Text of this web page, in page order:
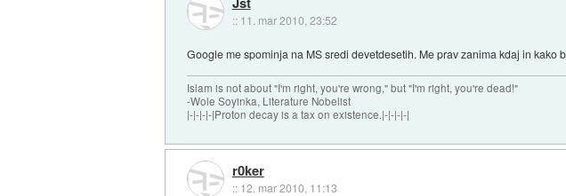
:: 11. mar 2010, 23:52
Google me spominja na MS sredi devetdesetih. Me prav zanima kdaj in kako
Islam is not about "I'm right, you're wrong," but "I'm right, you're dead!"
-Wole Soyinka, Literature Nobelist
|-|-|-|-|Proton decay is a tax on existence.|-|-|-|-|
r0ker
:: 12. mar 2010, 11:13